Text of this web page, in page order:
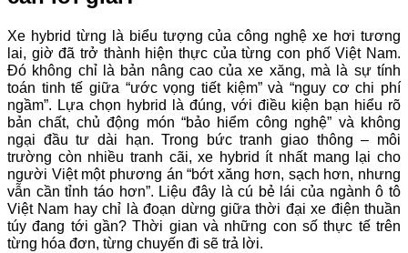
Xe hybrid từng là biểu tượng của công nghệ xe hơi tương
lai, giờ đã trở thành hiện thực của từng con phố Việt Nam.
Đó không chỉ là bản nâng cao của xe xăng, mà là sự tính
toán tinh tế giữa “ước vọng tiết kiệm” và “nguy cơ chi phí
ngầm”. Lựa chọn hybrid là đúng, với điều kiện bạn hiểu rõ
bản chất, chủ động món “bảo hiểm công nghệ” và không
ngại đầu tư dài hạn. Trong bức tranh giao thông – môi
trường còn nhiều tranh cãi, xe hybrid ít nhất mang lại cho
người Việt một phương án “bớt xăng hơn, sạch hơn, nhưng
vẫn cần tỉnh táo hơn”. Liệu đây là cú bẻ lái của ngành ô tô
Việt Nam hay chỉ là đoạn dừng giữa thời đại xe điện thuần
túy đang tới gần? Thời gian và những con số thực tế trên
từng hóa đơn, từng chuyến đi sẽ trả lời.